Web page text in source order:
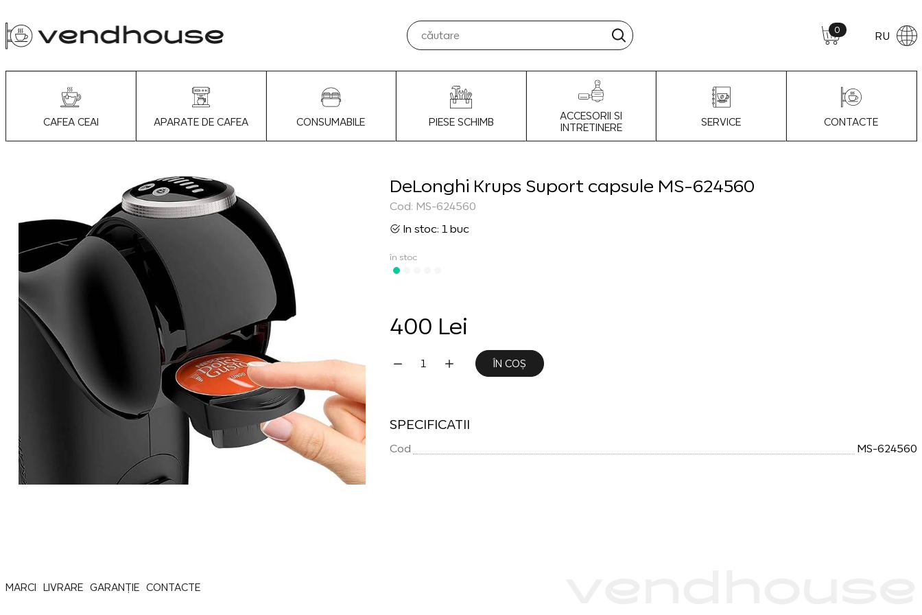
0 RU
CAFEA CEAI APARATE DE CAFEA CONSUMABILE PIESE SCHIMB
ACCESORII SI
INTRETINERE
SERVICE CONTACTE
DeLonghi Krups Suport capsule MS-624560
Cod: MS-624560
In stoc: 1 buc
în stoc
400 Lei
ÎN COȘ
SPECIFICATII
Cod MS-624560
MARCI LIVRARE GARANȚIE CONTACTE